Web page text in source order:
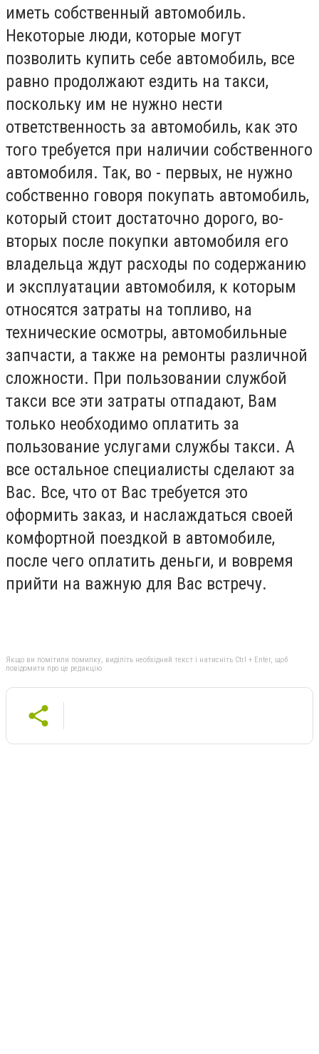
иметь собственный автомобиль.
Некоторые люди, которые могут
позволить купить себе автомобиль, все
равно продолжают ездить на такси,
поскольку им не нужно нести
ответственность за автомобиль, как это
того требуется при наличии собственного
автомобиля. Так, во - первых, не нужно
собственно говоря покупать автомобиль,
который стоит достаточно дорого, во-
вторых после покупки автомобиля его
владельца ждут расходы по содержанию
и эксплуатации автомобиля, к которым
относятся затраты на топливо, на
технические осмотры, автомобильные
запчасти, а также на ремонты различной
сложности. При пользовании службой
такси все эти затраты отпадают, Вам
только необходимо оплатить за
пользование услугами службы такси. А
все остальное специалисты сделают за
Вас. Все, что от Вас требуется это
оформить заказ, и наслаждаться своей
комфортной поездкой в автомобиле,
после чего оплатить деньги, и вовремя
прийти на важную для Вас встречу.
Якщо ви помітили помилку, виділіть необхідний текст і натисніть Ctrl + Enter, щоб
повідомити про це редакцію